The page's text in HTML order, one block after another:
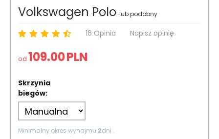
Volkswagen Polo lub podobny
16 Opinia Napisz opinię
od 109.00PLN
Skrzynia
biegów:
Minimalny okres wynajmu 2dni..